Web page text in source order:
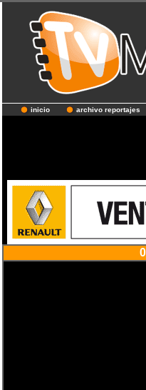
inicio archivo reportajes